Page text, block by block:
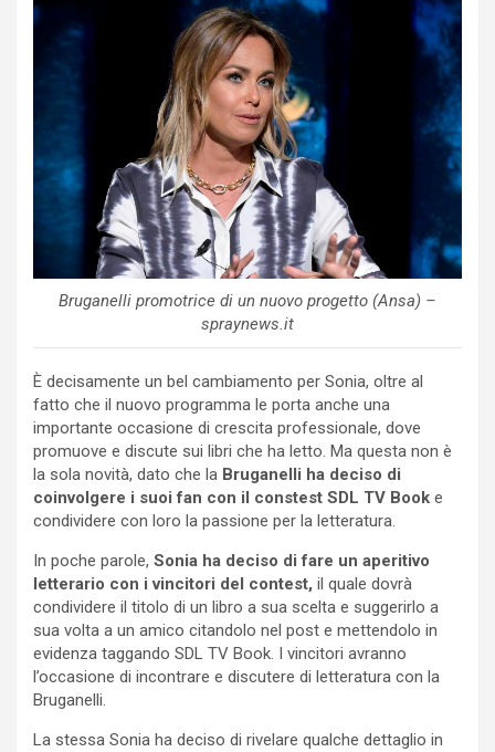
Bruganelli promotrice di un nuovo progetto (Ansa) –
spraynews.it
È decisamente un bel cambiamento per Sonia, oltre al
fatto che il nuovo programma le porta anche una
importante occasione di crescita professionale, dove
promuove e discute sui libri che ha letto. Ma questa non è
la sola novità, dato che la Bruganelli ha deciso di
coinvolgere i suoi fan con il constest SDL TV Book e
condividere con loro la passione per la letteratura.
In poche parole, Sonia ha deciso di fare un aperitivo
letterario con i vincitori del contest, il quale dovrà
condividere il titolo di un libro a sua scelta e suggerirlo a
sua volta a un amico citandolo nel post e mettendolo in
evidenza taggando SDL TV Book. I vincitori avranno
l’occasione di incontrare e discutere di letteratura con la
Bruganelli.
La stessa Sonia ha deciso di rivelare qualche dettaglio in